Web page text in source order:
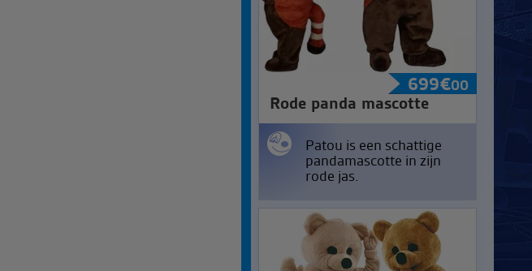
699€00
Rode panda mascotte
Patou is een schattige
pandamascotte in zijn
rode jas.